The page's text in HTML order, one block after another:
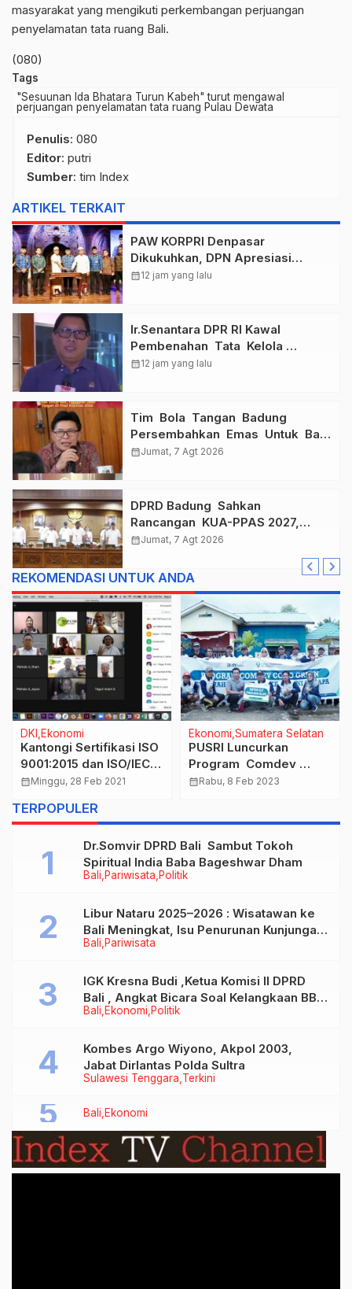
masyarakat yang mengikuti perkembangan perjuangan
penyelamatan tata ruang Bali.
(080)
Tags
"Sesuunan Ida Bhatara Turun Kabeh" turut mengawal
perjuangan penyelamatan tata ruang Pulau Dewata
Penulis: 080
Editor: putri
Sumber: tim Index
ARTIKEL TERKAIT
PAW KORPRI Denpasar
Dikukuhkan, DPN Apresiasi
“Sembagi Arutala” untuk Lindungi
calendar_month12 jam yang lalu
Ir.Senantara DPR RI Kawal
Pembenahan Tata Kelola
Taspen Dan Asabri
calendar_month12 jam yang lalu
Tim Bola Tangan Badung
Persembahkan Emas Untuk Bali
, Taklukkan Jawa Tengah Di
calendar_monthJumat, 7 Agt 2026
DPRD Badung Sahkan
Rancangan KUA-PPAS 2027,
Anggaran Tembus Lebih Dari
calendar_monthJumat, 7 Agt 2026
REKOMENDASI UNTUK ANDA
DKI Ekonomi
Kantongi Sertifikasi ISO
9001:2015 dan ISO/IEC
20000-1:2018, XL
Hadirkan Layanan
calendar_monthMinggu, 28 Feb 2021
Ekonomi Sumatera Selatan
PUSRI Luncurkan
Program Comdev
Coco Green
calendar_monthRabu, 8 Feb 2023
TERPOPULER
Bali Pariwisata Politik
Dr.Somvir DPRD Bali Sambut Tokoh
Spiritual India Baba Bageshwar Dham
Bali Pariwisata
Libur Nataru 2025–2026 : Wisatawan ke
Bali Meningkat, Isu Penurunan Kunjungan
Tidak Benar
Bali Ekonomi Politik
IGK Kresna Budi ,Ketua Komisi II DPRD
Bali , Angkat Bicara Soal Kelangkaan BBM
Bersubsidi Jenis Solar
Sulawesi Tenggara Terkini
Kombes Argo Wiyono, Akpol 2003,
Jabat Dirlantas Polda Sultra
Bali Ekonomi